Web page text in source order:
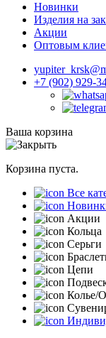
Новинки
Изделия на
Акции
Оптовым
+7 (902) 929-
Ваша корзина
Корзина пуста.
Все
Акции
Кольца
Серьги
Цепи
Колье/